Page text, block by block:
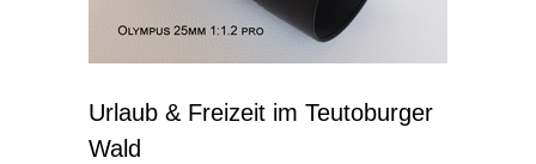
Urlaub & Freizeit im Teutoburger
Wald